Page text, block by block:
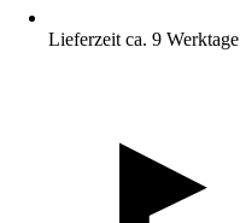
Lieferzeit ca. 9 Werktage